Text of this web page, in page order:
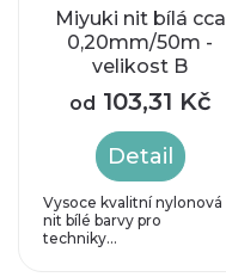
Miyuki nit bílá cca
0,20mm/50m -
velikost B
od 103,31 Kč
Detail
Vysoce kvalitní nylonová
nit bílé barvy pro
techniky...